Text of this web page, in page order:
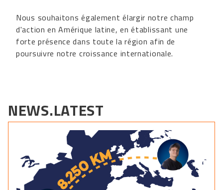
Nous souhaitons également élargir notre champ
d'action en Amérique latine, en établissant une
forte présence dans toute la région afin de
poursuivre notre croissance internationale.
NEWS.LATEST